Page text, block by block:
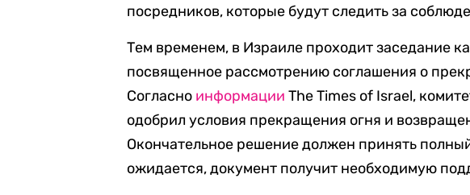
посредников, которые будут следить за
Тем временем, в Израиле проходит заседание
посвященное рассмотрению соглашения о
Согласно информации The Times of Israel,
одобрил условия прекращения огня и
Окончательное решение должен принять
ожидается, документ получит необходимую